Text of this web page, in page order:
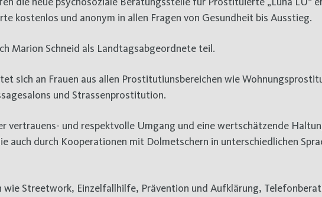
kostenlos und anonym in allen Fragen von Gesundheit bis Ausstieg.
Marion Schneid als Landtagsabgeordnete teil.
sich an Frauen aus allen Prostitutiunsbereichen wie
und Strassenprostitution.
vertrauens- und respektvolle Umgang und eine wertschätzende
auch durch Kooperationen mit Dolmetschern in unterschiedlichen
wie Streetwork, Einzelfallhilfe, Prävention und Aufklärung,